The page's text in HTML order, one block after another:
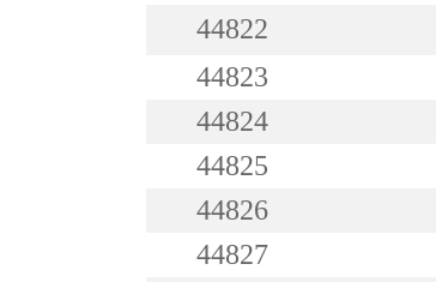
44822
44823
44824
44825
44826
44827